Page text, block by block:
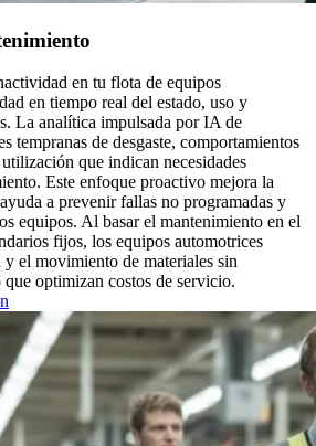
en tu flota de equipos
en tiempo real del estado, uso y
La analítica impulsada por IA de
tempranas de desgaste, comportamientos
que indican necesidades
Este enfoque proactivo mejora la
a prevenir fallas no programadas y
equipos. Al basar el mantenimiento en el
fijos, los equipos automotrices
el movimiento de materiales sin
optimizan costos de servicio.